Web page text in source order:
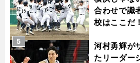
合わせで識
校はここだ！
河村勇輝が
たリーダー
5